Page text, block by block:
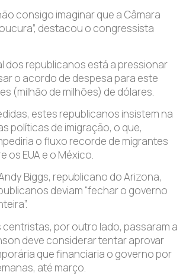
consigo imaginar que a Câmara
destacou o congressista
dos republicanos está a pressionar
o acordo de despesa para este
(milhão de milhões) de dólares.
estes republicanos insistem na
políticas de imigração, o que,
o fluxo recorde de migrantes
os EUA e o México.
Biggs, republicano do Arizona,
deviam “fechar o governo
centristas, por outro lado, passaram a
deve considerar tentar aprovar
que financiaria o governo por
até março.